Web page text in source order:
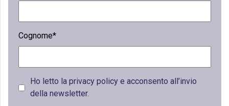
Cognome*
Ho letto la privacy policy e acconsento all’invio
della newsletter.